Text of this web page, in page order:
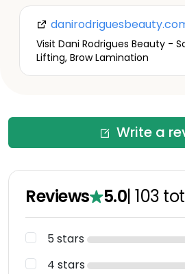
Visit Dani Rodrigues Beauty -
Lifting, Brow Lamination
Write a
Reviews 5.0|103
5 stars
4 stars